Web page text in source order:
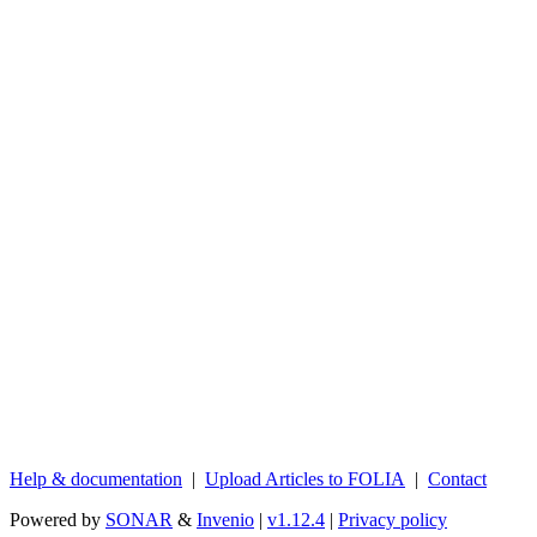
Help & documentation | Upload Articles to FOLIA | Contact
Powered by SONAR & Invenio | v1.12.4 | Privacy policy